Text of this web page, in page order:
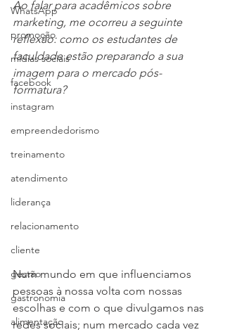
WhatsApp
promoção
mídias sociais
facebook
instagram
empreendedorismo
treinamento
atendimento
liderança
relacionamento
cliente
gestão
gastronomia
alimentação
Ao falar para acadêmicos sobre
marketing, me ocorreu a seguinte
reflexão: como os estudantes de
faculdade estão preparando a sua
imagem para o mercado pós-
formatura?
Num mundo em que influenciamos
pessoas à nossa volta com nossas
escolhas e com o que divulgamos nas
redes sociais; num mercado cada vez